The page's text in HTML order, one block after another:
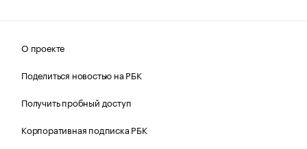
О проекте
Поделиться новостью на РБК
Получить пробный доступ
Корпоративная подписка РБК